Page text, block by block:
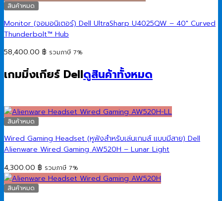
สินค้าหมด
Monitor (จอมอนิเตอร์) Dell UltraSharp U4025QW – 40″ Curved
Thunderbolt™ Hub
58,400.00 ฿ รวมภาษี 7%
เกมมิ่งเกียร์ Dellดูสินค้าทั้งหมด
สินค้าหมด
Wired Gaming Headset (หูฟังสำหรับเล่นเกมส์ แบบมีสาย) Dell
Alienware Wired Gaming AW520H – Lunar Light
4,300.00 ฿ รวมภาษี 7%
สินค้าหมด